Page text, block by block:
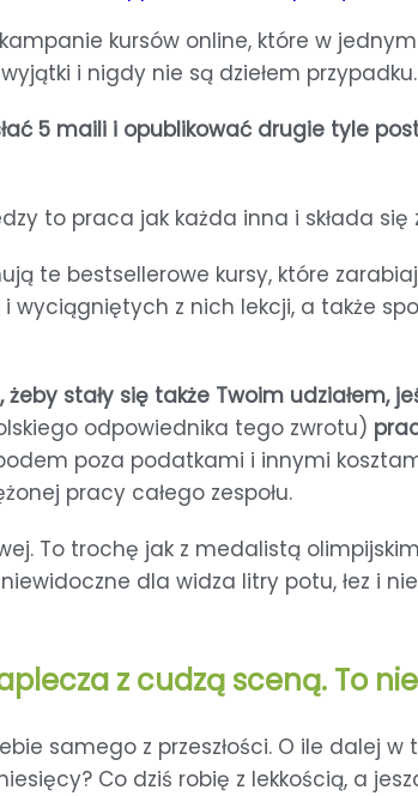
kursów online, które w
i nigdy nie są dziełem przypadku.
5 maili i opublikować drugie tyle
to praca jak każda inna i składa
te bestsellerowe kursy, które
z nich lekcji, a także
stały się także Twoim udziałem,
odpowiednika tego zwrotu)
poza podatkami i innymi
pracy całego zespołu.
To trochę jak z medalistą
dla widza litry potu, łez i
z cudzą sceną. To
samego z przeszłości. O ile dalej
Co dziś robię z lekkością, a